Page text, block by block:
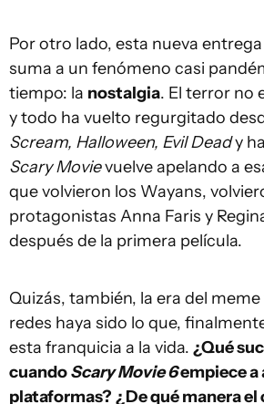
Por otro lado, esta nueva entrega
suma a un fenómeno casi
tiempo: la nostalgia. El terror no
y todo ha vuelto regurgitado
Scream, Halloween, Evil Deady
Scary Movievuelve apelando a
que volvieron los Wayans,
protagonistas Anna Faris y
después de la primera película.
Quizás, también, la era del
redes haya sido lo que,
esta franquicia a la vida. ¿Qué
cuandoScary Movie 6empiece a
plataformas? ¿De qué manera